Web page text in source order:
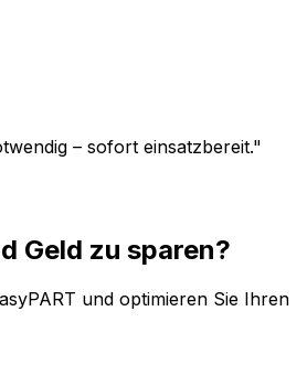
– sofort einsatzbereit."
Geld zu sparen?
und optimieren Sie Ihren